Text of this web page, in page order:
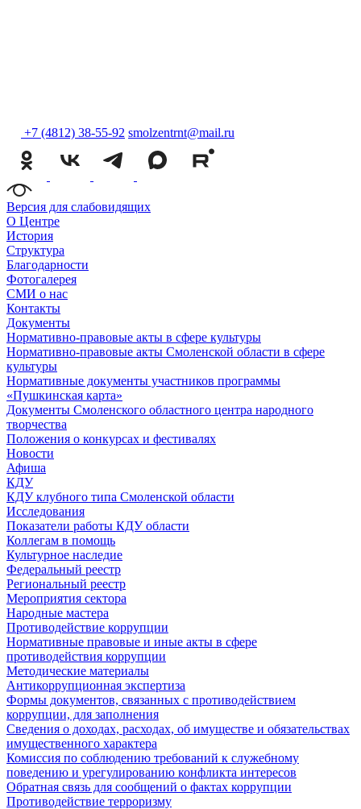
+7 (4812) 38-55-92 smolzentrnt@mail.ru
Версия для слабовидящих
О Центре
История
Структура
Благодарности
Фотогалерея
СМИ о нас
Контакты
Документы
Нормативно-правовые акты в сфере культуры
Нормативно-правовые акты Смоленской области в сфере
культуры
Нормативные документы участников программы
«Пушкинская карта»
Документы Смоленского областного центра народного
творчества
Положения о конкурсах и фестивалях
Новости
Афиша
КДУ
КДУ клубного типа Смоленской области
Исследования
Показатели работы КДУ области
Коллегам в помощь
Культурное наследие
Федеральный реестр
Региональный реестр
Мероприятия сектора
Народные мастера
Противодействие коррупции
Нормативные правовые и иные акты в сфере
противодействия коррупции
Методические материалы
Антикоррупционная экспертиза
Формы документов, связанных с противодействием
коррупции, для заполнения
Сведения о доходах, расходах, об имуществе и обязательствах
имущественного характера
Комиссия по соблюдению требований к служебному
поведению и урегулированию конфликта интересов
Обратная связь для сообщений о фактах коррупции
Противодействие терроризму